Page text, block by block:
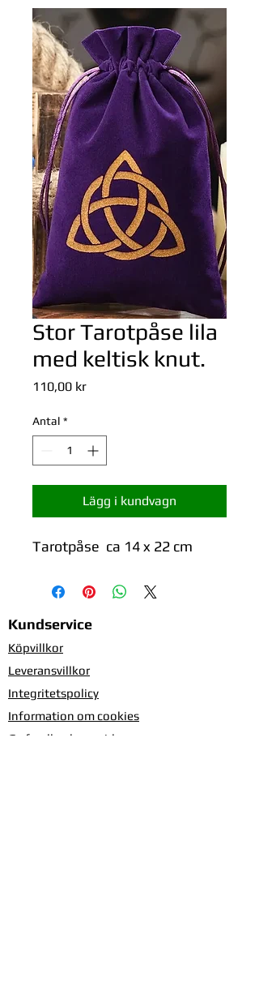
Stor Tarotpåse lila
med keltisk knut.
110,00 krPris
Antal *
Lägg i kundvagn
Tarotpåse ca 14 x 22 cm
Kundservice
Köpvillkor
Leveransvillkor
Integritetspolicy
Information om cookies
Ge feedback om sidan